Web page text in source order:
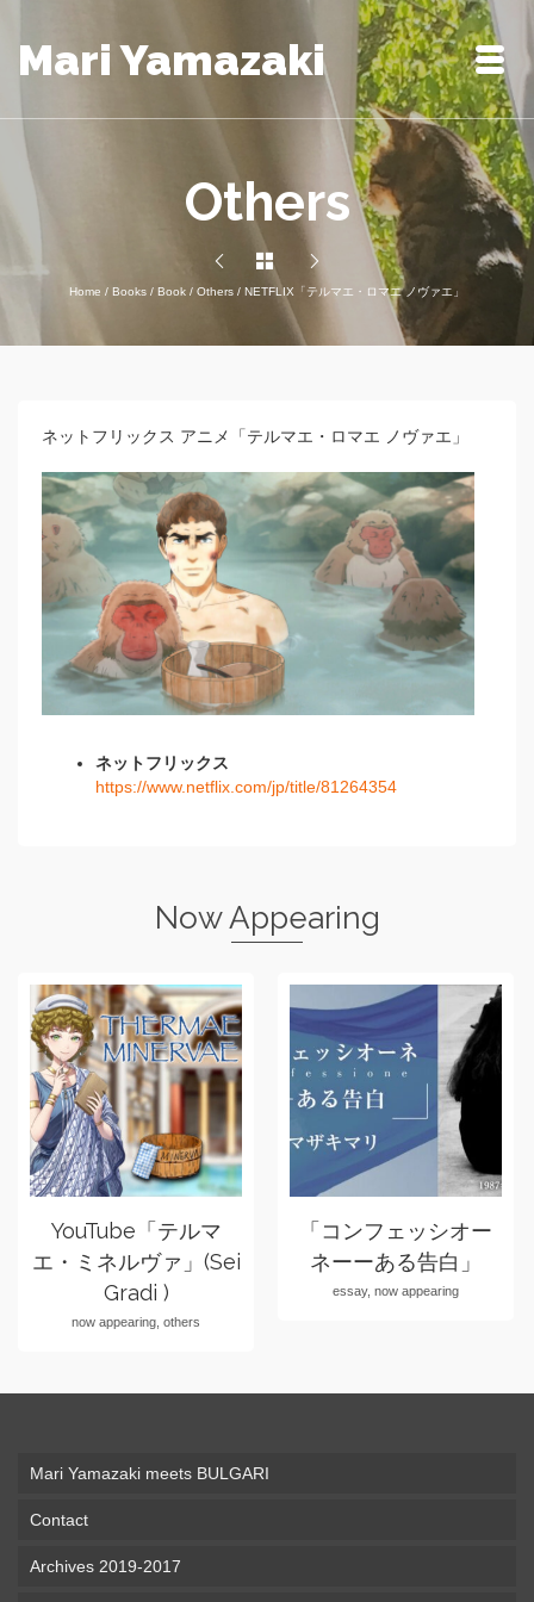
Mari Yamazaki
Others
Home / Books / Book / Others / NETFLIX「テルマエ・ロマエ ノヴァエ」
ネットフリックス アニメ「テルマエ・ロマエ ノヴァエ」
ネットフリックス
https://www.netflix.com/jp/title/81264354
Now Appearing
YouTube「テルマ
エ・ミネルヴァ」(Sei
Gradi )
now appearing, others
「コンフェッシオー
ネーーある告白」
essay, now appearing
Mari Yamazaki meets BULGARI
Contact
Archives 2019-2017